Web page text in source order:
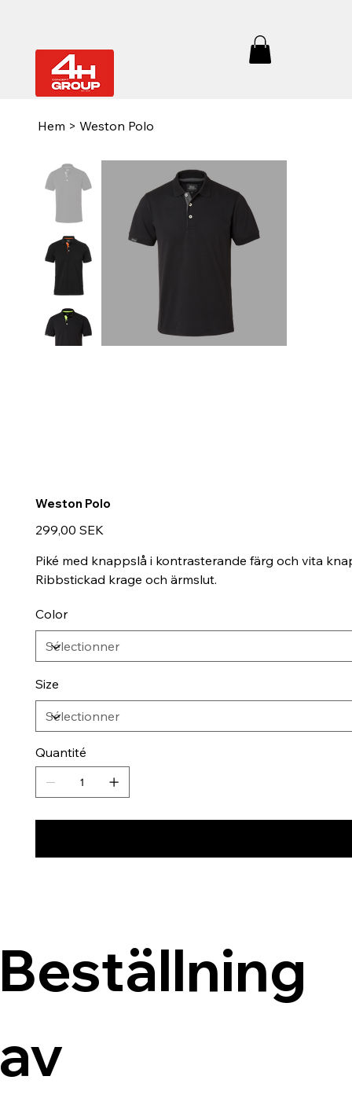
Hem > Weston Polo
Weston Polo
Prix
299,00 SEK
Piké med knappslå i kontrasterande färg och vita
Ribbstickad krage och ärmslut.
Color
Size
Quantité